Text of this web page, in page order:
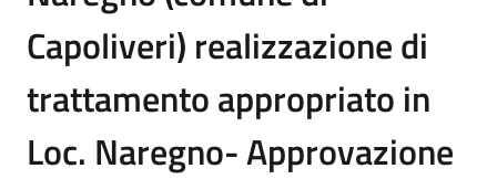
Capoliveri) realizzazione di
trattamento appropriato in
Loc. Naregno- Approvazione